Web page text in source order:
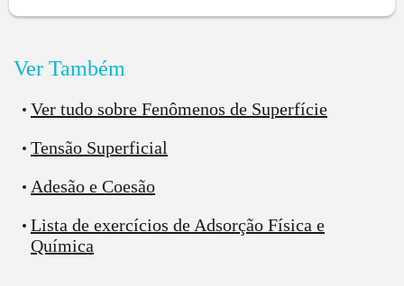
impurezas deadsorvato.
É muito importante que o adsorvente tenha alta área
superficial, afinal, quanto maior for a sua área
superficial, maior será sua capacidade de “capturar” o
adsorvato! Para medir o recobrimento de uma
Ver Também
Ver tudo sobre Fenômenos de Superfície
Tensão Superficial
Adesão e Coesão
Lista de exercícios de Adsorção Física e
Química